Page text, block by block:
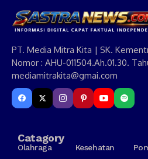
PT. Media Mitra Kita | SK.
Nomor : AHU-011504.Ah.01.30.
mediamitrakita@gmai.com
Catagory
Olahraga Kesehatan